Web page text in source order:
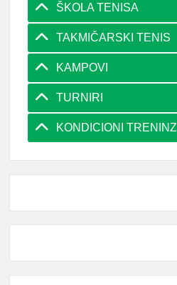
ŠKOLA TENISA
TAKMIČARSKI TENIS
KAMPOVI
TURNIRI
KONDICIONI TRENINZI